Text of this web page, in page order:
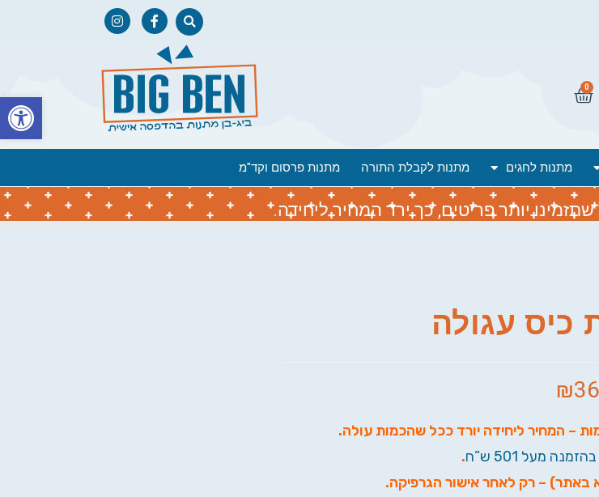
0
מתנות לחגים מתנות לקבלת התורה מתנות פרסום וקד"מ
יותר פריטים, כך ירד המחיר ליחידה.
כיס עגולה
₪
– המחיר ליחידה יורד ככל שהכמות עולה.
מעל 501 ש”ח
.
באתר) – רק לאחר אישור הגרפיקה.